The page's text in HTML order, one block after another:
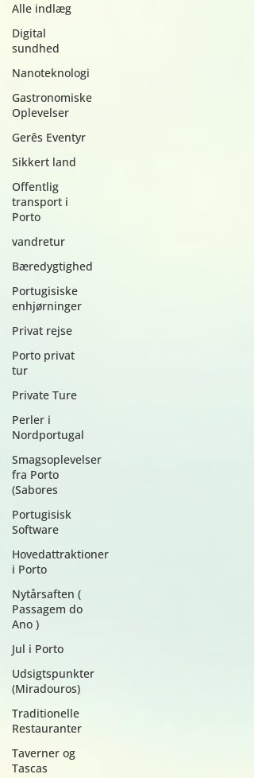
Alle indlæg
Digital
sundhed
Nanoteknologi
Gastronomiske
Oplevelser
Gerês Eventyr
Sikkert land
Offentlig
transport i
Porto
vandretur
Bæredygtighed
Portugisiske
enhjørninger
Privat rejse
Porto privat
tur
Private Ture
Perler i
Nordportugal
Smagsoplevelser
fra Porto
(Sabores
Portugisisk
Software
Hovedattraktioner
i Porto
Nytårsaften (
Passagem do
Ano )
Jul i Porto
Udsigtspunkter
(Miradouros)
Traditionelle
Restauranter
Taverner og
Tascas